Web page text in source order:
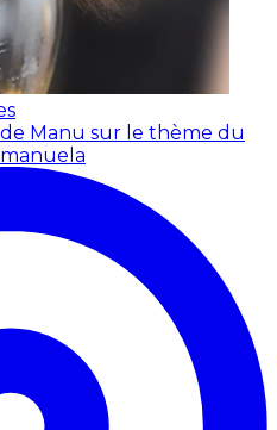
Manu sur le thème du